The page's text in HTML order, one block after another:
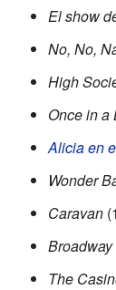
El show
No, No,
High
Once in a
Alicia en
Wonder
Caravan
The